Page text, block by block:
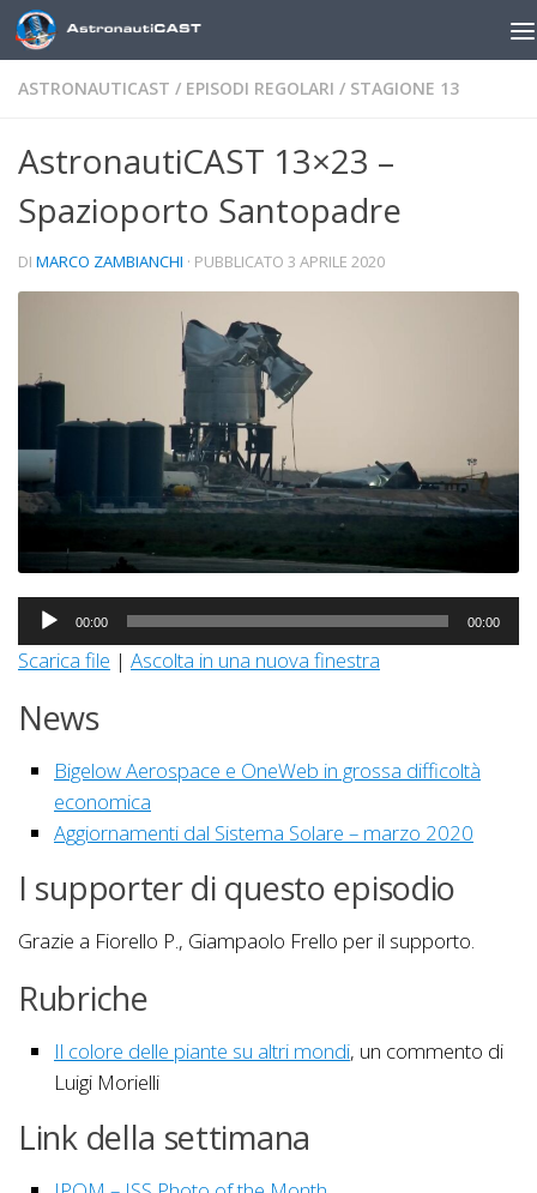
Sotto il contenuto
ASTRONAUTICAST / EPISODI REGOLARI / STAGIONE 13
AstronautiCAST 13×23 –
Spazioporto Santopadre
DI MARCO ZAMBIANCHI · PUBBLICATO 3 APRILE 2020
Audio
Player
00:00 00:00
Scarica file | Ascolta in una nuova finestra
News
Bigelow Aerospace e OneWeb in grossa difficoltà
economica
Aggiornamenti dal Sistema Solare – marzo 2020
I supporter di questo episodio
Grazie a Fiorello P., Giampaolo Frello per il supporto.
Rubriche
Il colore delle piante su altri mondi, un commento di
Luigi Morielli
Link della settimana